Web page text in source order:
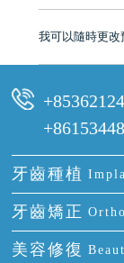
可以。維港口腔
我可以隨時更改
牙齒種植
種牙
單顆牙缺失
牙齒矯正
隱形箍牙
美容修復